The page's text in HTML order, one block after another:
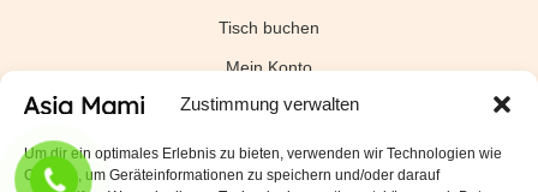
Zustimmung verwalten
Um dir ein optimales Erlebnis zu bieten, verwenden wir Technologien wie
Cookies, um Geräteinformationen zu speichern und/oder darauf
Tisch buchen
Mein Konto
Datenschutzerklärung
Mindestbestellwert für kostenlosen Versand